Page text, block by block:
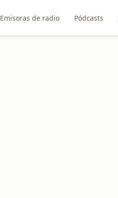
Emisoras de radio Pódcasts